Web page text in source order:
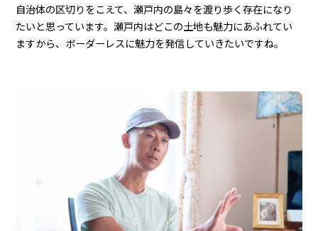
自治体の区切りをこえて、瀬戸内の島々を渡り歩く存在になり
たいと思っています。瀬戸内はどこの土地も魅力にあふれてい
ますから、ボーダーレスに魅力を発信していきたいですね。